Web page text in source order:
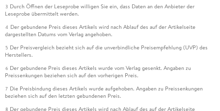
3 Durch Öffnen der Leseprobe willigen Sie ein, dass Daten an den Anbieter der
Leseprobe übermittelt werden.
4 Der gebundene Preis dieses Artikels wird nach Ablauf des auf der Artikelseite
dargestellten Datums vom Verlag angehoben.
5 Der Preisvergleich bezieht sich auf die unverbindliche Preisempfehlung (UVP) des
Herstellers.
6 Der gebundene Preis dieses Artikels wurde vom Verlag gesenkt. Angaben zu
Preissenkungen beziehen sich auf den vorherigen Preis.
7 Die Preisbindung dieses Artikels wurde aufgehoben. Angaben zu Preissenkungen
beziehen sich auf den letzten gebundenen Preis.
8 Der gebundene Preis dieses Artikels wird nach Ablauf des auf der Artikelseite